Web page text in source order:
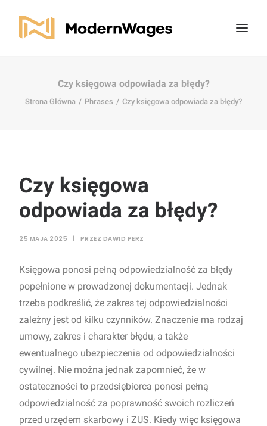
Czy księgowa odpowiada za błędy?
Strona Główna Phrases Czy księgowa odpowiada za błędy?
Czy księgowa
odpowiada za błędy?
25 MAJA 2025 | PRZEZ DAWID PERZ
Księgowa ponosi pełną odpowiedzialność za błędy
popełnione w prowadzonej dokumentacji. Jednak
trzeba podkreślić, że zakres tej odpowiedzialności
zależny jest od kilku czynników. Znaczenie ma rodzaj
umowy, zakres i charakter błędu, a także
ewentualnego ubezpieczenia od odpowiedzialności
cywilnej. Nie można jednak zapomnieć, że w
ostateczności to przedsiębiorca ponosi pełną
odpowiedzialność za poprawność swoich rozliczeń
przed urzędem skarbowy i ZUS. Kiedy więc księgowa